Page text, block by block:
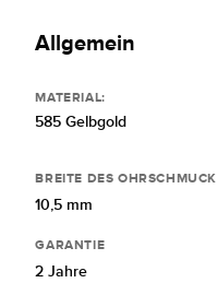
Allgemein
MATERIAL:
585 Gelbgold
BREITE DES OHRSCHMUCK
10,5 mm
GARANTIE
2 Jahre